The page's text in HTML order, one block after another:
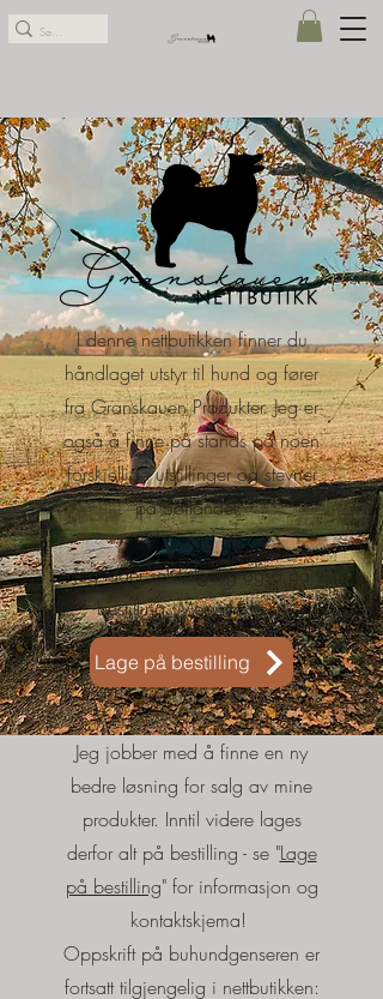
I denne nettbutikken finner du
håndlaget utstyr til hund og fører
fra Granskauen Produkter. Jeg er
også å finne på stands på noen
forskjellige utstillinger og stevner
på Sørlandet.
Jeg lager selvfølgelig også på
bestilling. Mer info her:
Lage på bestilling
Jeg jobber med å finne en ny
bedre løsning for salg av mine
produkter. Inntil videre lages
derfor alt på bestilling - se "Lage
på bestilling" for informasjon og
kontaktskjema!
Oppskrift på buhundgenseren er
fortsatt tilgjengelig i nettbutikken: